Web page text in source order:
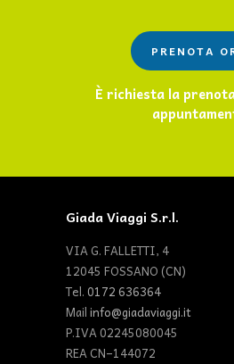
PRENOTA
È richiesta la
Giada Viaggi S.r.l.
VIA G. FALLETTI, 4
12045 FOSSANO (CN)
Tel.0172 636364
Mailinfo@giadaviaggi.it
P.IVA 02245080045
REA CN–144072